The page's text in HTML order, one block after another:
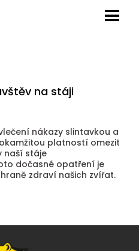
MENU
na stáji
nákazy slintavkou a
platností omezit
naší stáje
dočasné opatření je
zdraví našich zvířat.